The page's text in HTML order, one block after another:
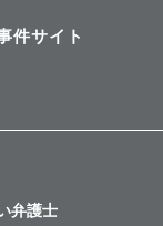
件サイト
弁護士